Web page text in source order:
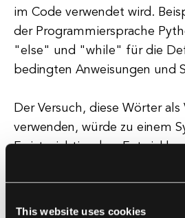
This website uses cookies
im Code verwendet wird.
der Programmiersprache
"else" und "while" für die
bedingten Anweisungen und
Der Versuch, diese Wörter als
verwenden, würde zu einem
Es ist wichtig, dass Entwickler
reservierten Wörter in der
die sie verwenden, bewusst
unbeabsichtigte Fehler in